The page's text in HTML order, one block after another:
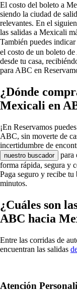
El costo del boleto a
siendo la ciudad de
relevantes. En el
las salidas a Mexicali
También puedes
el costo de un boleto
desde tu casa,
para ABC en
¿Dónde
Mexicali en
¡En Reservamos
ABC, sin moverte de
incertidumbre de
nuestro buscador
para
forma rápida, segura y
Paga seguro y recibe
minutos.
¿Cuáles son
ABC hacia
Entre las corridas de
encuentran las salidas
Atención